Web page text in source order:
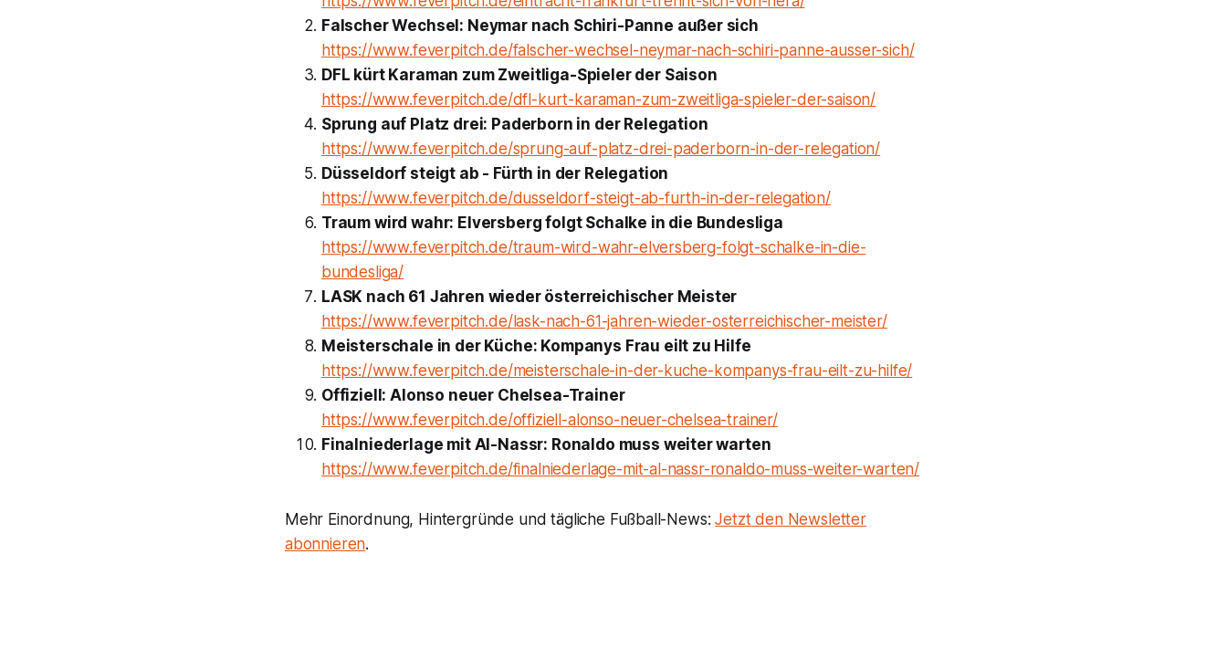
Falscher Wechsel: Neymar nach Schiri-Panne außer sich
https://www.feverpitch.de/falscher-wechsel-neymar-nach-schiri-panne-ausser-sich/
DFL kürt Karaman zum Zweitliga-Spieler der Saison
https://www.feverpitch.de/dfl-kurt-karaman-zum-zweitliga-spieler-der-saison/
Sprung auf Platz drei: Paderborn in der Relegation
https://www.feverpitch.de/sprung-auf-platz-drei-paderborn-in-der-relegation/
Düsseldorf steigt ab - Fürth in der Relegation
https://www.feverpitch.de/dusseldorf-steigt-ab-furth-in-der-relegation/
Traum wird wahr: Elversberg folgt Schalke in die Bundesliga
https://www.feverpitch.de/traum-wird-wahr-elversberg-folgt-schalke-in-die-
bundesliga/
LASK nach 61 Jahren wieder österreichischer Meister
https://www.feverpitch.de/lask-nach-61-jahren-wieder-osterreichischer-meister/
Meisterschale in der Küche: Kompanys Frau eilt zu Hilfe
https://www.feverpitch.de/meisterschale-in-der-kuche-kompanys-frau-eilt-zu-hilfe/
Offiziell: Alonso neuer Chelsea-Trainer
https://www.feverpitch.de/offiziell-alonso-neuer-chelsea-trainer/
Finalniederlage mit Al-Nassr: Ronaldo muss weiter warten
https://www.feverpitch.de/finalniederlage-mit-al-nassr-ronaldo-muss-weiter-warten/
Mehr Einordnung, Hintergründe und tägliche Fußball-News:Jetzt den Newsletter
abonnieren.